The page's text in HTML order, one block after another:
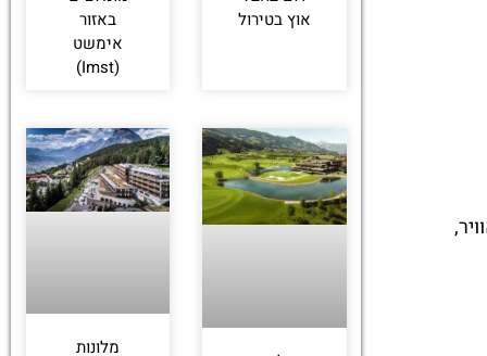
אוץ בטירול
באזור
אימשט
(Imst)
מלונות